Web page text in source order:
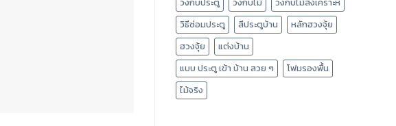
วิธีซ่อมประตู
สีประตูบ้าน
หลักฮวงจุ้ย
ฮวงจุ้ย
แต่งบ้าน
แบบ ประตู เข้า บ้าน สวย ๆ
โฟมรองพื้น
ไม้จริง